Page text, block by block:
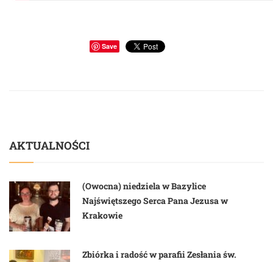
Save
AKTUALNOŚCI
(Owocna) niedziela w Bazylice
Najświętszego Serca Pana Jezusa w
Krakowie
Zbiórka i radość w parafii Zesłania św.